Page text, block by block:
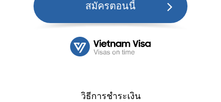
สมัครตอนนี้
วิธีการชำระเงิน